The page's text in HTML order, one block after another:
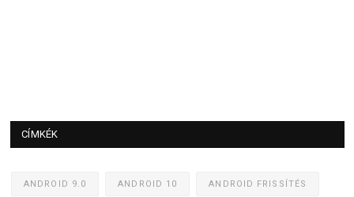
CÍMKÉK
ANDROID 9.0 ANDROID 10 ANDROID FRISSÍTÉS